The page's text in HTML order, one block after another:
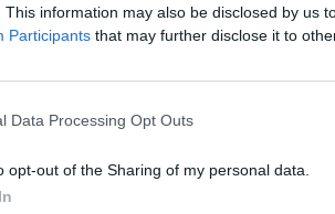
This information may also be disclosed by us
Participants that may further disclose it to
Data Processing Opt Outs
opt-out of the Sharing of my personal data.
og fremgangsmåten er litt
for sukker, og væsken skal gis et
bollene lenge.